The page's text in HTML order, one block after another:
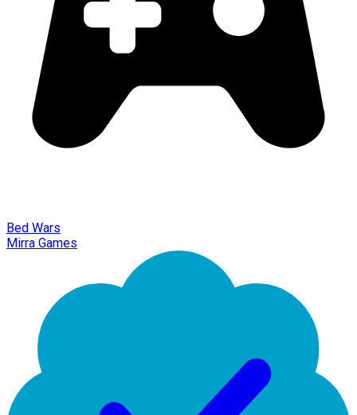
Bed Wars
Mirra Games